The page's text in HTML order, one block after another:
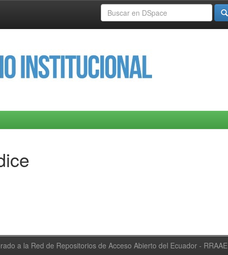
a la Red de Repositorios de Acceso Abierto del Ecuador - RRAAE